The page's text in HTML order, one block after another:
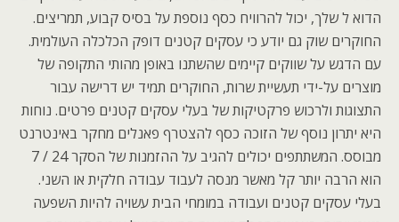
הדוא ל שלך, יכול להרוויח כסף נוספת על בסיס קבוע, תמריצים.
החוקרים שוק גם יודע כי עסקים קטנים דופק הכלכלה העולמית.
עם הדגש על שווקים קיימים שהשתנו באופן מהותי התקופה של
מוצרים על-ידי תעשיית שרות, החוקרים תמיד יש דרישה עבור
התצוגות ולרכוש פרקטיקות של בעלי עסקים קטנים פרטים. נוחות
היא יתרון נוסף של הזוכה כסף להצטרף פאנלים מחקר באינטרנט
מבוסס. המשתתפים יכולים להגיב על ההזמנות של הסקר 24 / 7
הוא הרבה יותר קל מאשר מנסה לעבוד עבודה חלקית או השני.
בעלי עסקים קטנים ועבודה במומחי הבית עשויה להיות השפעה